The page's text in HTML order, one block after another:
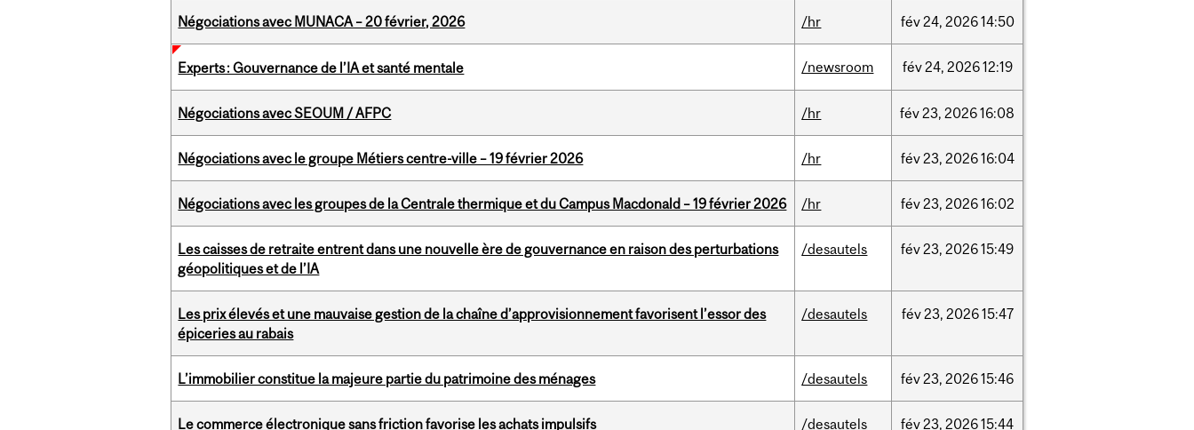
Négociations avec MUNACA – 20 février, 2026 /hr fév24, 202614:50
Experts : Gouvernance de l’IA et santé mentale /newsroom fév24, 202612:19
Négociations avec SEOUM / AFPC /hr fév23, 202616:08
Négociations avec le groupe Métiers centre-ville – 19 février 2026 /hr fév23, 202616:04
Négociations avec les groupes de la Centrale thermique et du Campus Macdonald – 19 février 2026 /hr fév23, 202616:02
Les caisses de retraite entrent dans une nouvelle ère de gouvernance en raison des perturbations
géopolitiques et de l’IA
/desautels fév23, 202615:49
Les prix élevés et une mauvaise gestion de la chaîne d’approvisionnement favorisent l’essor des
épiceries au rabais
/desautels fév23, 202615:47
L’immobilier constitue la majeure partie du patrimoine des ménages /desautels fév23, 202615:46
Le commerce électronique sans friction favorise les achats impulsifs /desautels fév23, 202615:44